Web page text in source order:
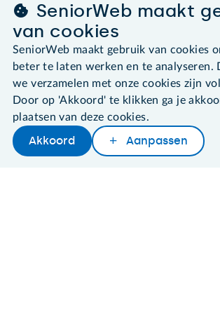
Later lezen Delen
©2026 SeniorWeb
Algemene voorwaarden
Cookies en cookie-instellingen
Disclaimer
Privacybeleid
About SeniorWeb
SeniorWeb maakt
van cookies
SeniorWeb maakt gebruik van cookies
beter te laten werken en te analyseren.
we verzamelen met onze cookies zijn
Door op 'Akkoord' te klikken ga je
plaatsen van deze cookies.
Akkoord Aanpassen